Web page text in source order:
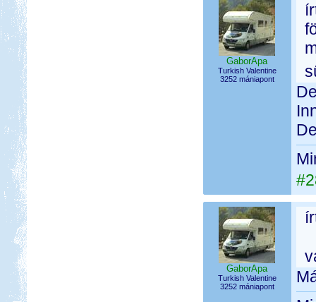
GaborApa
Turkish Valentine
3252 mániapont
GaborApa
Turkish Valentine
3252 mániapont